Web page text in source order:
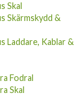
Skärmskydd &
Laddare, Kablar &
Fodral
Skal
Skärmskydd &